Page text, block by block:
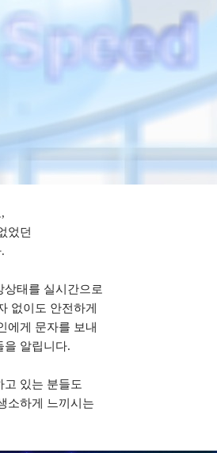
,
었던
.
상태를 실시간으로
없이도 안전하게
에게 문자를 보내
을 알립니다.
고 있는 분들도
소하게 느끼시는